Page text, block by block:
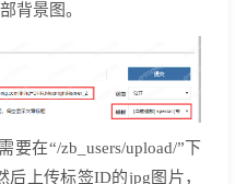
背景图。
在“/zb_users/upload/”下
后上传标签ID的jpg图片，